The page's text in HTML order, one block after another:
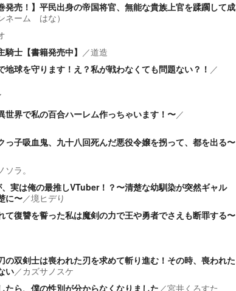
発売！】平民出身の帝国将官、無能な貴族上官を蹂躙して成
ネーム はな）
士【書籍発売中】 ／道造
球を守ります！え？私が戦わなくても問題ない？！ ／
世界で私の百合ハーレム作っちゃいます！〜／
っ子吸血鬼、九十八回死んだ悪役令嬢を拐って、都を出る〜
ソラ。
実は俺の最推しVTuber！？〜清楚な幼馴染が突然ギャル
に〜／境ヒデり
て復讐を誓った私は魔剣の力で王や勇者でさえも断罪する〜
の双剣士は喪われた刃を求めて斬り進む！その時、喪われた
い／カズサノスケ
たら、僕の性別が分からなくなりました／宮井くろすた